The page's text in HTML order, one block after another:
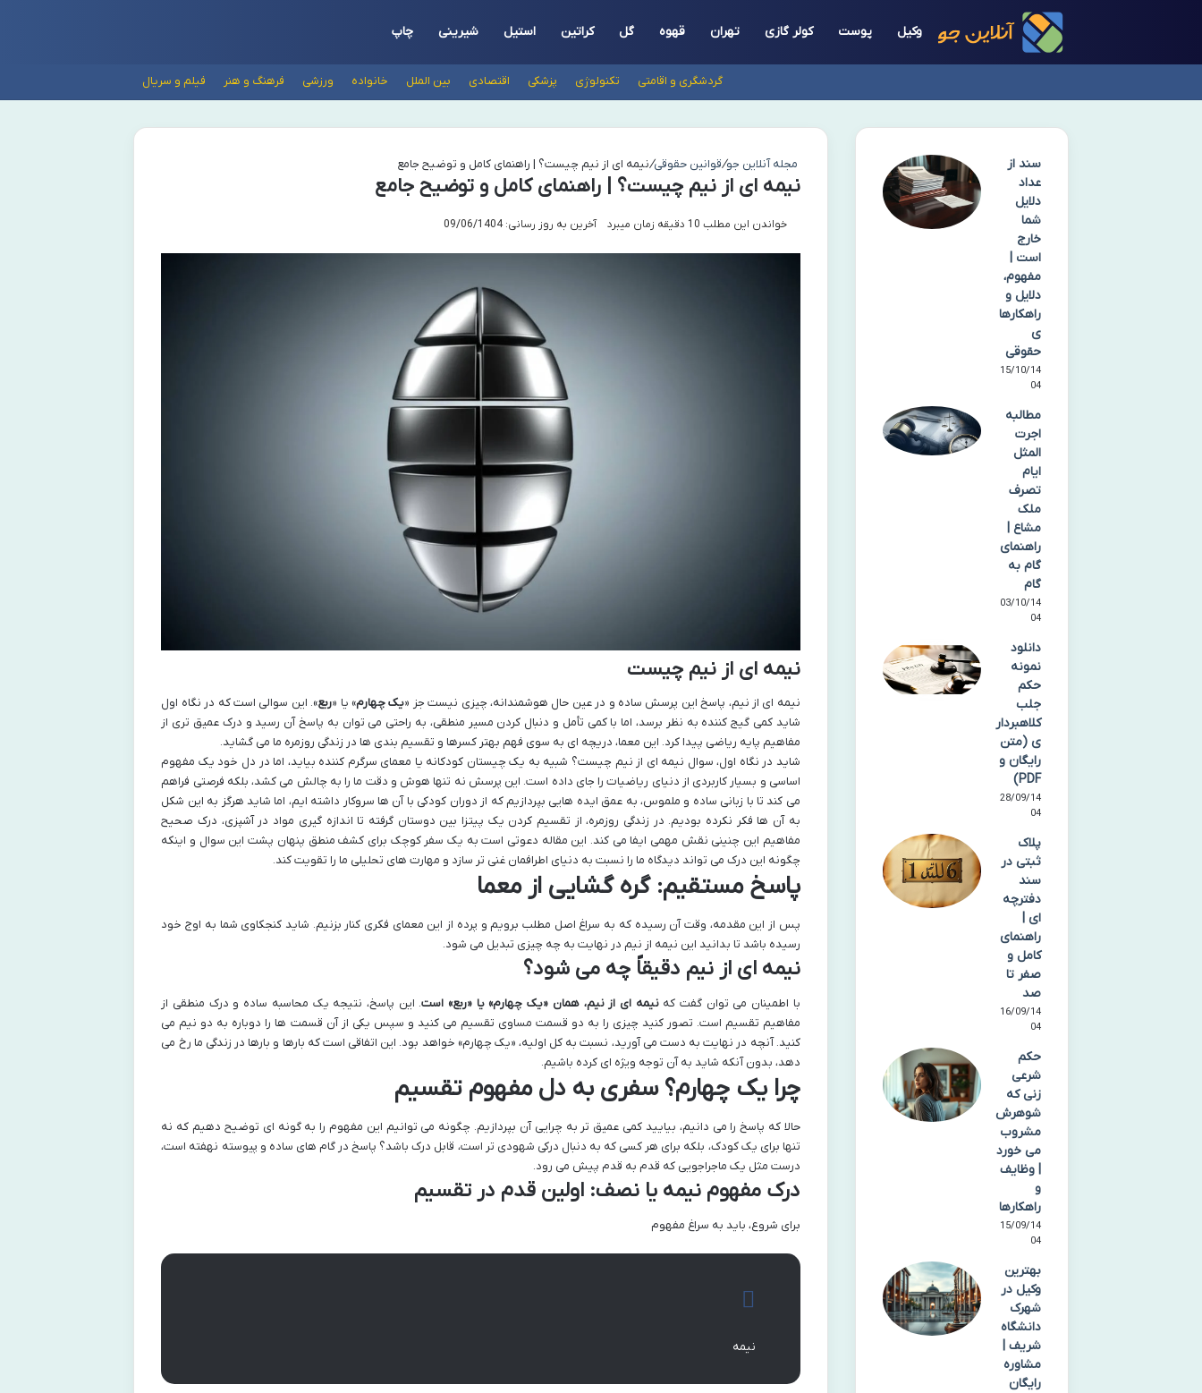
وکیل پوست کولر گازی تهران قهوه گل کراتین استیل شیرینی چاپ
گردشگری و اقامتی تکنولوژی پزشکی اقتصادی بین الملل خانواده ورزشی فرهنگ و هنر فیلم و سریال
مجله آنلاین جو/قوانین حقوقی/نیمه ای از نیم چیست؟ | راهنمای کامل و توضیح جامع
نیمه ای از نیم چیست؟ | راهنمای کامل و توضیح جامع
آخرین به روز رسانی: 09/06/1404 خواندن این مطلب 10 دقیقه زمان میبرد
نیمه ای از نیم چیست
نیمه ای از نیم، پاسخ این پرسش ساده و در عین حال هوشمندانه، چیزی نیست جز «یک چهارم» یا «ربع». این سوالی است که در نگاه اول
شاید کمی گیج کننده به نظر برسد، اما با کمی تأمل و دنبال کردن مسیر منطقی، به راحتی می توان به پاسخ آن رسید و درک عمیق تری از
مفاهیم پایه ریاضی پیدا کرد. این معما، دریچه ای به سوی فهم بهتر کسرها و تقسیم بندی ها در زندگی روزمره ما می گشاید.
شاید در نگاه اول، سوال نیمه ای از نیم چیست؟ شبیه به یک چیستان کودکانه یا معمای سرگرم کننده بیاید، اما در دل خود یک مفهوم
اساسی و بسیار کاربردی از دنیای ریاضیات را جای داده است. این پرسش نه تنها هوش و دقت ما را به چالش می کشد، بلکه فرصتی فراهم
می کند تا با زبانی ساده و ملموس، به عمق ایده هایی بپردازیم که از دوران کودکی با آن ها سروکار داشته ایم، اما شاید هرگز به این شکل
به آن ها فکر نکرده بودیم. در زندگی روزمره، از تقسیم کردن یک پیتزا بین دوستان گرفته تا اندازه گیری مواد در آشپزی، درک صحیح
مفاهیم این چنینی نقش مهمی ایفا می کند. این مقاله دعوتی است به یک سفر کوچک برای کشف منطق پنهان پشت این سوال و اینکه
چگونه این درک می تواند دیدگاه ما را نسبت به دنیای اطرافمان غنی تر سازد و مهارت های تحلیلی ما را تقویت کند.
پاسخ مستقیم: گره گشایی از معما
پس از این مقدمه، وقت آن رسیده که به سراغ اصل مطلب برویم و پرده از این معمای فکری کنار بزنیم. شاید کنجکاوی شما به اوج خود
رسیده باشد تا بدانید این نیمه از نیم در نهایت به چه چیزی تبدیل می شود.
نیمه ای از نیم دقیقاً چه می شود؟
با اطمینان می توان گفت کهنیمه ای از نیم، همان «یک چهارم» یا «ربع» است. این پاسخ، نتیجه یک محاسبه ساده و درک منطقی از
مفاهیم تقسیم است. تصور کنید چیزی را به دو قسمت مساوی تقسیم می کنید و سپس یکی از آن قسمت ها را دوباره به دو نیم می
کنید. آنچه در نهایت به دست می آورید، نسبت به کل اولیه، «یک چهارم» خواهد بود. این اتفاقی است که بارها و بارها در زندگی ما رخ می
دهد، بدون آنکه شاید به آن توجه ویژه ای کرده باشیم.
چرا یک چهارم؟ سفری به دل مفهوم تقسیم
حالا که پاسخ را می دانیم، بیایید کمی عمیق تر به چرایی آن بپردازیم. چگونه می توانیم این مفهوم را به گونه ای توضیح دهیم که نه
تنها برای یک کودک، بلکه برای هر کسی که به دنبال درکی شهودی تر است، قابل درک باشد؟ پاسخ در گام های ساده و پیوسته نهفته است،
درست مثل یک ماجراجویی که قدم به قدم پیش می رود.
درک مفهوم نیمه یا نصف: اولین قدم در تقسیم
برای شروع، باید به سراغ مفهوم
نیمه
سند از
عداد
دلایل
شما
خارج
است |
مفهوم،
دلایل و
راهکارها
ی
حقوقی
15/10/14
04
مطالبه
اجرت
المثل
ایام
تصرف
ملک
مشاع |
راهنمای
گام به
گام
03/10/14
04
دانلود
نمونه
حکم
جلب
کلاهبردار
ی (متن
رایگان و
PDF)
28/09/14
04
پلاک
ثبتی در
سند
دفترچه
ای |
راهنمای
کامل و
صفر تا
صد
16/09/14
04
حکم
شرعی
زنی که
شوهرش
مشروب
می خورد
| وظایف
و
راهکارها
15/09/14
04
بهترین
وکیل در
شهرک
دانشگاه
شریف |
مشاوره
رایگان